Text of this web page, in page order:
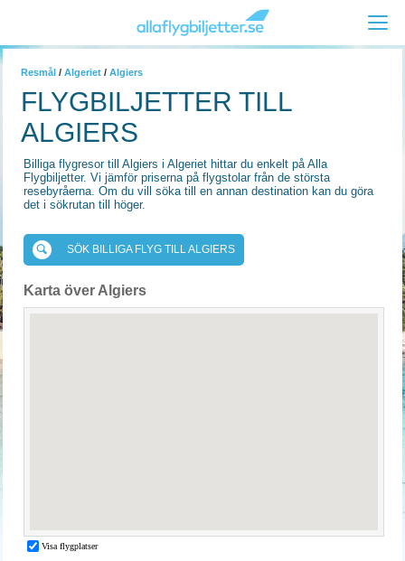
Resmål / Algeriet / Algiers
FLYGBILJETTER TILL
ALGIERS
Billiga flygresor till Algiers i Algeriet hittar du enkelt på Alla
Flygbiljetter. Vi jämför priserna på flygstolar från de största
resebyråerna. Om du vill söka till en annan destination kan du göra
det i sökrutan till höger.
SÖK BILLIGA FLYG TILL ALGIERS
Karta över Algiers